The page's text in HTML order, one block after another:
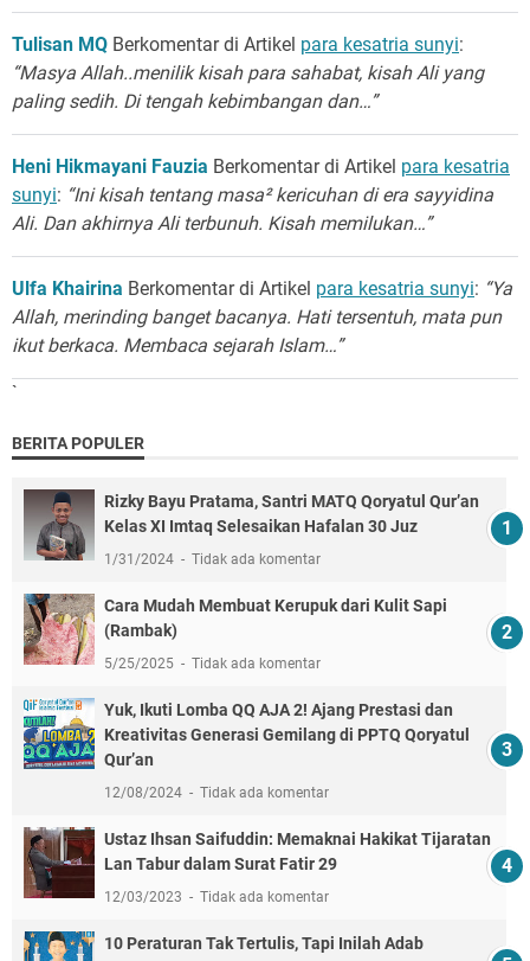
Tulisan MQ Berkomentar di Artikel para kesatria sunyi:
“Masya Allah..menilik kisah para sahabat, kisah Ali yang
paling sedih. Di tengah kebimbangan dan…”
Heni Hikmayani Fauzia Berkomentar di Artikel para kesatria
sunyi: “Ini kisah tentang masa² kericuhan di era sayyidina
Ali. Dan akhirnya Ali terbunuh. Kisah memilukan…”
Ulfa Khairina Berkomentar di Artikel para kesatria sunyi: “Ya
Allah, merinding banget bacanya. Hati tersentuh, mata pun
ikut berkaca. Membaca sejarah Islam…”
`
BERITA POPULER
Rizky Bayu Pratama, Santri MATQ Qoryatul Qur’an
Kelas XI Imtaq Selesaikan Hafalan 30 Juz
1/31/2024 Tidak ada komentar
Cara Mudah Membuat Kerupuk dari Kulit Sapi
(Rambak)
5/25/2025 Tidak ada komentar
Yuk, Ikuti Lomba QQ AJA 2! Ajang Prestasi dan
Kreativitas Generasi Gemilang di PPTQ Qoryatul
Qur’an
12/08/2024 Tidak ada komentar
Ustaz Ihsan Saifuddin: Memaknai Hakikat Tijaratan
Lan Tabur dalam Surat Fatir 29
12/03/2023 Tidak ada komentar
10 Peraturan Tak Tertulis, Tapi Inilah Adab